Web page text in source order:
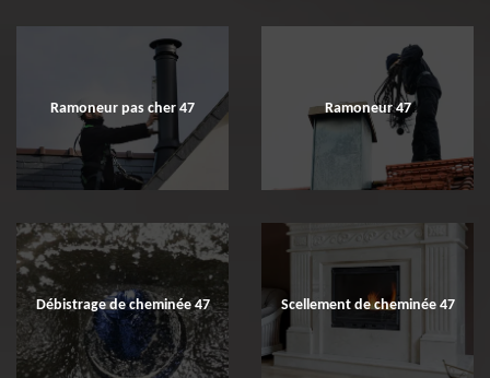
Ramoneur pas cher 47 Ramoneur 47
Débistrage de cheminée 47 Scellement de cheminée 47